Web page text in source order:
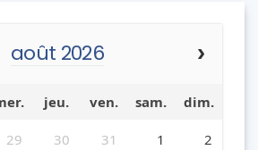
août 2026
jeu. ven. sam. dim.
29 30 31 1 2